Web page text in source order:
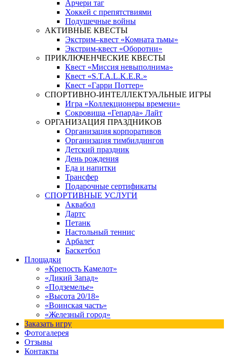
Арчери таг
Хоккей с препятствиями
Подушечные войны
АКТИВНЫЕ КВЕСТЫ
Экстрим–квест «Комната тьмы»
Экстрим-квест «Оборотни»
ПРИКЛЮЧЕНЧЕСКИЕ КВЕСТЫ
Квест «Миссия невыполнима»
Квест «S.T.A.L.K.E.R.»
Квест «Гарри Поттер»
СПОРТИВНО-ИНТЕЛЛЕКТУАЛЬНЫЕ ИГРЫ
Игра «Коллекционеры времени»
Сокровища «Гепарда» Лайт
ОРГАНИЗАЦИЯ ПРАЗДНИКОВ
Организация корпоративов
Организация тимбилдингов
Детский праздник
День рождения
Еда и напитки
Трансфер
Подарочные сертификаты
СПОРТИВНЫЕ УСЛУГИ
Аквабол
Дартс
Петанк
Настольный теннис
Арбалет
Баскетбол
Площадки
«Крепость Камелот»
«Дикий Запад»
«Подземелье»
«Высота 20/18»
«Воинская часть»
«Железный город»
Заказать игру
Фотогалерея
Отзывы
Контакты